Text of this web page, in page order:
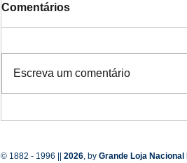
Lisboa
Comentários
Escreva um comentário
© 1882 - 1996 || 2026, by Grande Loja